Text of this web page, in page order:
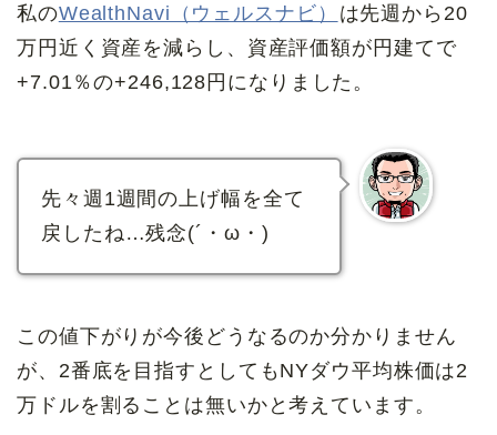
私のWealthNavi（ウェルスナビ）
は先週から20
万円近く資産を減らし、 資産評価額が円建てで
+7.01％の+246,128円になりました。
先々週1週間の上げ幅を全て
戻したね…残念(´・ω・)
この値下がりが今後どうなるのか分かりません
が、2番底を目指すとしてもNYダウ平均株価は2
万ドルを割ることは無いかと考えています。